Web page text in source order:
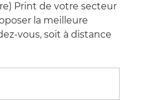
Print de votre secteur
la meilleure
vous, soit à distance